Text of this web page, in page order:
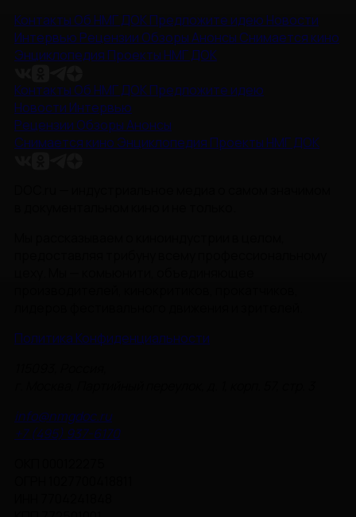
Контакты Об НМГ ДОКПредложите идею Новости
Интервью Рецензии ОбзорыАнонсы Снимается кино
Энциклопедия Проекты НМГ ДОК
Контакты Об НМГ ДОКПредложите идею
Новости Интервью
Рецензии ОбзорыАнонсы
Снимается кино Энциклопедия Проекты НМГ ДОК
Политика Конфиденциальности
info@nmgdoc.ru
+7 (495) 937-6170